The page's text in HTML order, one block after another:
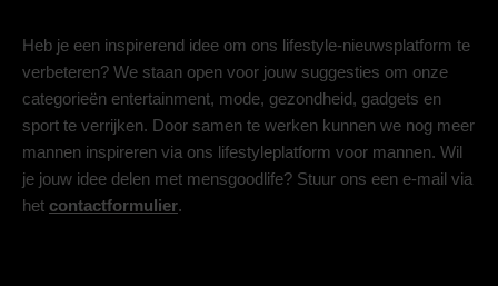
Heb je een inspirerend idee om ons lifestyle-nieuwsplatform te
verbeteren? We staan open voor jouw suggesties om onze
categorieën entertainment, mode, gezondheid, gadgets en
sport te verrijken. Door samen te werken kunnen we nog meer
mannen inspireren via ons lifestyleplatform voor mannen. Wil
je jouw idee delen met mensgoodlife? Stuur ons een e-mail via
het contactformulier.